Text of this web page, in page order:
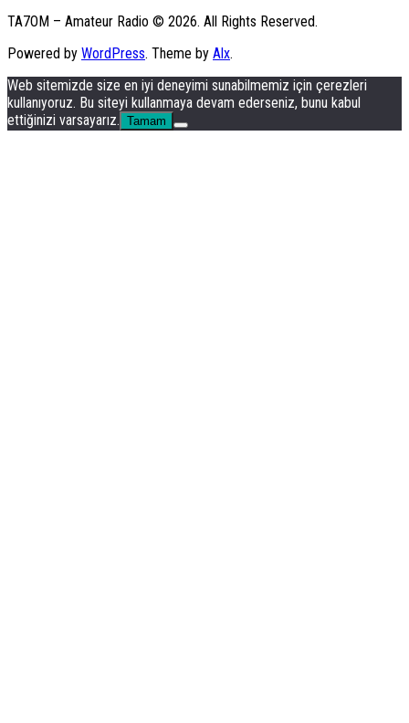
TA7OM – Amateur Radio © 2026. All Rights Reserved.
Powered by WordPress. Theme by Alx.
Web sitemizde size en iyi deneyimi sunabilmemiz için çerezleri
kullanıyoruz. Bu siteyi kullanmaya devam ederseniz, bunu kabul
ettiğinizi varsayarız. Tamam